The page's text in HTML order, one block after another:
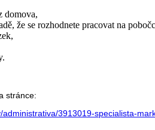
domova,
že se rozhodnete pracovat na
stránce:
administrativa/3913019-specialista-